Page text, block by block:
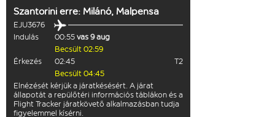
Szantorini erre: Milánó, Malpensa
EJU3676
Indulás
00:55 vas 9 aug
Becsült 02:59
Érkezés
02:45
T2
Becsült 04:45
Elnézését kérjük a járatkésésért. A járat
állapotát a repülőtéri információs táblákon és a
Flight Tracker járatkövető alkalmazásban tudja
figyelemmel kísérni.